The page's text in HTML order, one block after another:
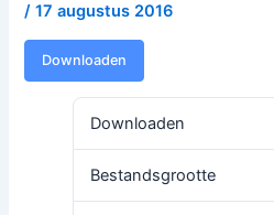
/17 augustus 2016
Downloaden
Downloaden
Bestandsgrootte